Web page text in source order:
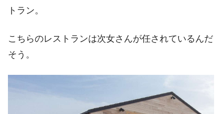
トラン。
こちらのレストランは次女さんが任されているんだ
そう。